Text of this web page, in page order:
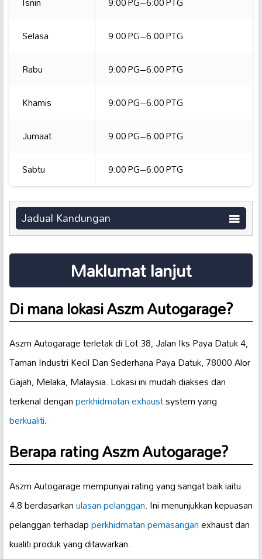
Selasa
9:00 PG–6:00 PTG
Rabu
9:00 PG–6:00 PTG
Khamis
9:00 PG–6:00 PTG
Jumaat
9:00 PG–6:00 PTG
Sabtu
9:00 PG–6:00 PTG
Jadual Kandungan
Maklumat lanjut
Di mana lokasi Aszm Autogarage?
Aszm Autogarage terletak di Lot 38, Jalan Iks Paya Datuk 4,
Taman Industri Kecil Dan Sederhana Paya Datuk, 78000 Alor
Gajah, Melaka, Malaysia. Lokasi ini mudah diakses dan
terkenal denganperkhidmatan exhaustsystem yang
berkualiti.
Berapa rating Aszm Autogarage?
Aszm Autogarage mempunyai rating yang sangat baik iaitu
4.8 berdasarkanulasan pelanggan. Ini menunjukkan kepuasan
pelanggan terhadapperkhidmatan pemasanganexhaust dan
kualiti produk yang ditawarkan.